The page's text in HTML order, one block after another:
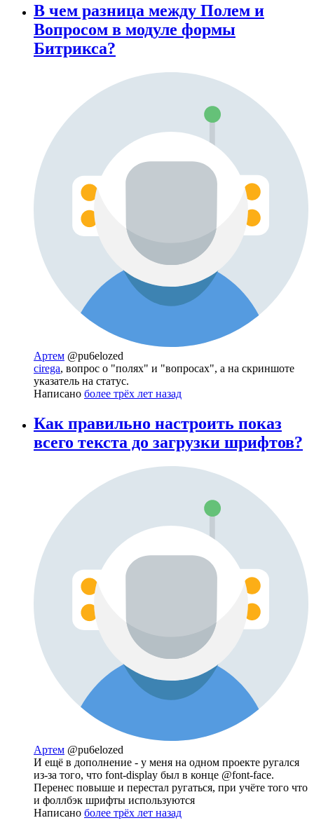
В чем разница между Полем и
Вопросом в модуле формы
Битрикса?
Артем @pu6elozed
cirega, вопрос о "полях" и "вопросах", а на скриншоте
указатель на статус.
Написано более трёх лет назад
Как правильно настроить показ
всего текста до загрузки шрифтов?
Артем @pu6elozed
И ещё в дополнение - у меня на одном проекте ругался
из-за того, что font-display был в конце @font-face.
Перенес повыше и перестал ругаться, при учёте того что
и фоллбэк шрифты используются
Написано более трёх лет назад